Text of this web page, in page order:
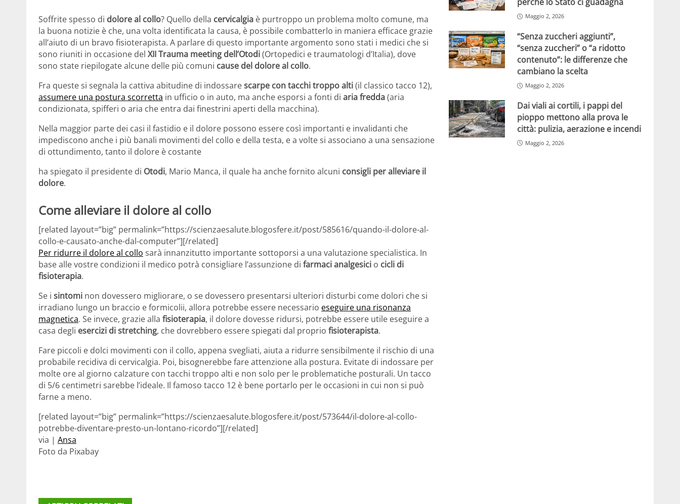
Soffrite spesso di dolore al collo? Quello della cervicalgia è purtroppo un problema molto comune, ma
la buona notizie è che, una volta identificata la causa, è possibile combatterlo in maniera efficace grazie
all’aiuto di un bravo fisioterapista. A parlare di questo importante argomento sono stati i medici che si
sono riuniti in occasione del XII Trauma meeting dell’Otodi(Ortopedici e traumatologi d’Italia), dove
sono state riepilogate alcune delle più comuni cause del dolore al collo.
Fra queste si segnala la cattiva abitudine di indossarescarpe con tacchi troppo alti(il classico tacco 12),
assumere una postura scorretta in ufficio o in auto, ma anche esporsi a fonti di aria fredda(aria
condizionata, spifferi o aria che entra dai finestrini aperti della macchina).
Nella maggior parte dei casi il fastidio e il dolore possono essere così importanti e invalidanti che
impediscono anche i più banali movimenti del collo e della testa, e a volte si associano a una sensazione
di ottundimento, tanto il dolore è costante
ha spiegato il presidente di Otodi, Mario Manca, il quale ha anche fornito alcuni consigli per alleviare il
dolore.
Come alleviare il dolore al collo
[related layout=”big” permalink=”https://scienzaesalute.blogosfere.it/post/585616/quando-il-dolore-al-
collo-e-causato-anche-dal-computer”][/related]
Per ridurre il dolore al collo sarà innanzitutto importante sottoporsi a una valutazione specialistica. In
base alle vostre condizioni il medico potrà consigliare l’assunzione di farmaci analgesici o cicli di
fisioterapia.
Se i sintomi non dovessero migliorare, o se dovessero presentarsi ulteriori disturbi come dolori che si
irradiano lungo un braccio e formicolii, allora potrebbe essere necessario eseguire una risonanza
magnetica. Se invece, grazie alla fisioterapia, il dolore dovesse ridursi, potrebbe essere utile eseguire a
casa degli esercizi di stretching, che dovrebbero essere spiegati dal proprio fisioterapista.
Fare piccoli e dolci movimenti con il collo, appena svegliati, aiuta a ridurre sensibilmente il rischio di una
probabile recidiva di cervicalgia. Poi, bisognerebbe fare attenzione alla postura. Evitate di indossare per
molte ore al giorno calzature con tacchi troppo alti e non solo per le problematiche posturali. Un tacco
di 5/6 centimetri sarebbe l’ideale. Il famoso tacco 12 è bene portarlo per le occasioni in cui non si può
farne a meno.
[related layout=”big” permalink=”https://scienzaesalute.blogosfere.it/post/573644/il-dolore-al-collo-
potrebbe-diventare-presto-un-lontano-ricordo”][/related]
via | Ansa
Foto da Pixabay
Maggio 2, 2026
“Senza zuccheri aggiunti”,
“senza zuccheri” o “a ridotto
contenuto”: le differenze che
cambiano la scelta
Maggio 2, 2026
Dai viali ai cortili, i pappi del
pioppo mettono alla prova le
città: pulizia, aerazione e incendi
Maggio 2, 2026